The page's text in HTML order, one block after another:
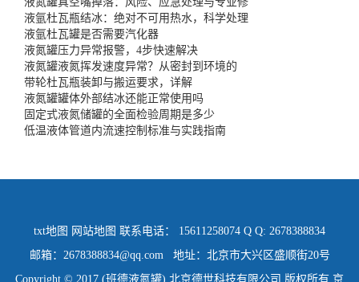
液氩杜瓦瓶结冰：绝对不可用热水，科学处理
液氩杜瓦罐是否需要汽化器
液氮罐压力异常报警，4步快速解决
液氮罐液氮挥发速度异常？从密封到环境的
带轮杜瓦瓶装卸与搬运要求，详解
液氮罐罐体外部结冰还能正常使用吗
固定式液氮储罐的全面检验周期是多少
低温液体管道内流速控制标准与实践指南
txt地图 网站地图 联系电话： 15611258074 Q Q: 2678388834
邮箱：2678388834@qq.com 地址：北京市大兴区盛顺街20号
Copyright © 2017 (班德液氮罐) 北京德世科技有限公司 版权所有 京